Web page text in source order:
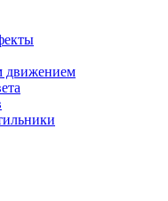
движением